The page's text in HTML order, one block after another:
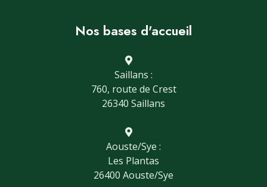
Nos bases d'accueil
Saillans :
760, route de Crest
26340 Saillans
Aouste/Sye :
Les Plantas
26400 Aouste/Sye